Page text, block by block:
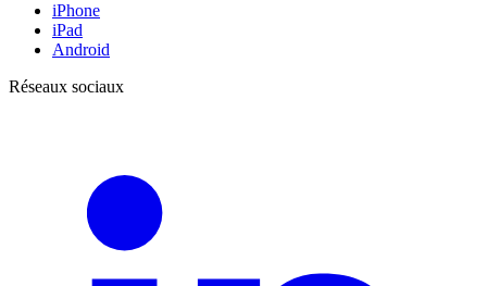
iPhone
iPad
Android
Réseaux sociaux